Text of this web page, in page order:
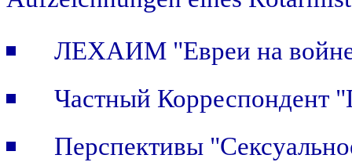
ЛЕХАИМ "Евреи на
Частный Корреспондент
Перспективы